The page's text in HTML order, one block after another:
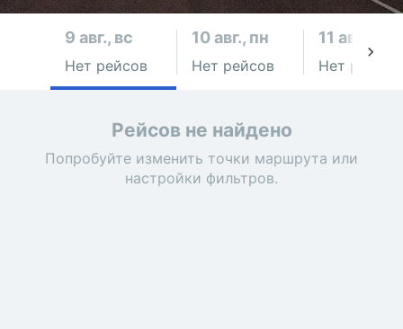
9 авг., вс
Нет рейсов
10 авг., пн
Нет рейсов
11 авг., вт
Нет рейсов
Рейсов не найдено
Попробуйте изменить точки маршрута или
настройки фильтров.